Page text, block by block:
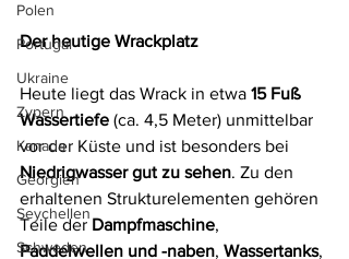
Polen
Portugal
Ukraine
Zypern
Kanada
Georgien
Seychellen
Schweden
Der heutige Wrackplatz
Heute liegt das Wrack in etwa 15 Fuß
Wassertiefe (ca. 4,5 Meter) unmittelbar
vor der Küste und ist besonders bei
Niedrigwasser gut zu sehen. Zu den
erhaltenen Strukturelementen gehören
Teile der Dampfmaschine,
Paddelwellen und -naben, Wassertanks,